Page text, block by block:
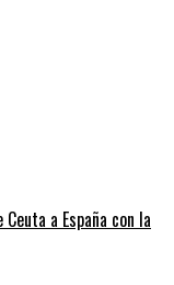
a España con la